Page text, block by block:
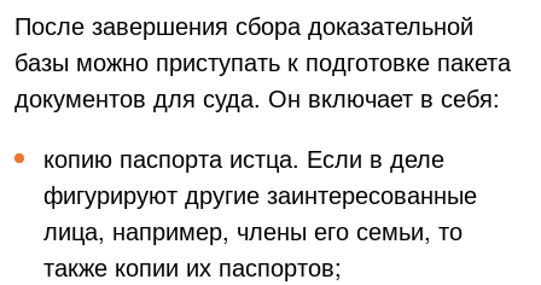
После завершения сбора доказательной
базы можно приступать к подготовке пакета
документов для суда. Он включает в себя:
копию паспорта истца. Если в деле
фигурируют другие заинтересованные
лица, например, члены его семьи, то
также копии их паспортов;